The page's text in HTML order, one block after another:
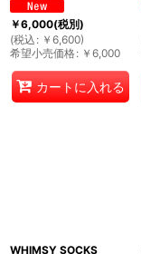
￥6,000(税別)
(税込 : ￥ 6,600)
希望小売価格: ￥ 6,000
カートに入れる
WHIMSY SOCKS